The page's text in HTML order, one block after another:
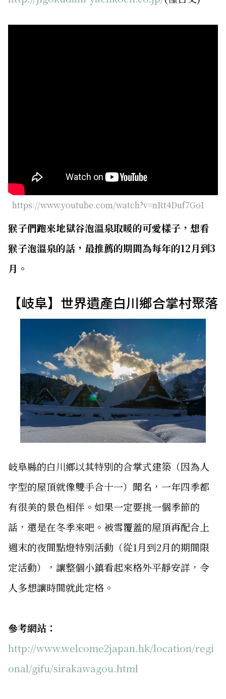
https://www.youtube.com/watch?v=nRt4Duf7GoI
猴子們跑來地獄谷泡溫泉取暖的可愛樣子，想看
猴子泡溫泉的話，最推薦的期間為每年的12月到3
月。
【岐阜】世界遺產白川鄉合掌村聚落
岐阜縣的白川鄉以其特別的合掌式建築（因為人
字型的屋頂就像雙手合十一）聞名，一年四季都
有很美的景色相伴。如果一定要挑一個季節的
話，還是在冬季來吧。被雪覆蓋的屋頂再配合上
週末的夜間點燈特別活動（從1月到2月的期間限
定活動），讓整個小鎮看起來格外平靜安詳，令
人多想讓時間就此定格。
參考網站：
http://www.welcome2japan.hk/location/regi
onal/gifu/sirakawagou.html